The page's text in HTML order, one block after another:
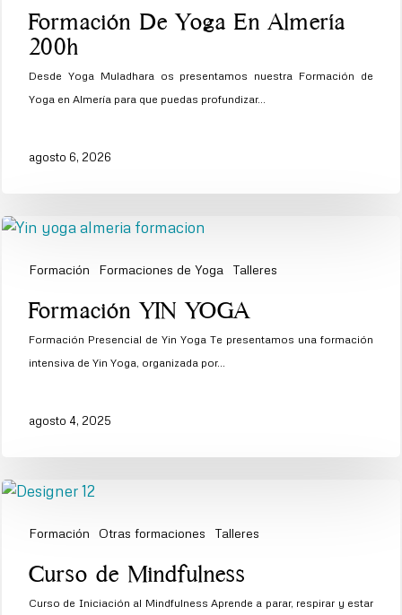
Formación
Yoga
Almería
Formación De Yoga En Almería
200h
Desde Yoga Muladhara os presentamos nuestra Formación de
Yoga en Almería para que puedas profundizar…
agosto 6, 2026
Formación Formaciones de Yoga Talleres
Formación
YIN
YOGA
Formación YIN YOGA
Formación Presencial de Yin Yoga Te presentamos una formación
intensiva de Yin Yoga, organizada por…
agosto 4, 2025
Formación Otras formaciones Talleres
Curso
Mindfulness
Curso de Mindfulness
Curso de Iniciación al Mindfulness Aprende a parar, respirar y estar